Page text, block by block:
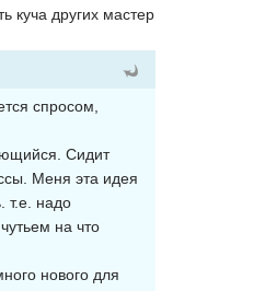
куча других мастер
спросом,
Сидит
Меня эта идея
т.е. надо
на что
нового для